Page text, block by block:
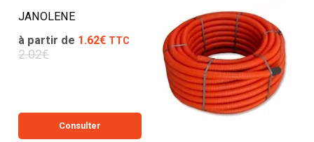
JANOLENE
à partir de 1.62€ TTC
2.02€
Consulter